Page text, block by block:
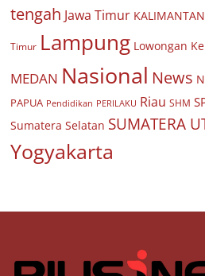
tengah Jawa Timur KALIMANTAN
Timur Lampung Lowongan
MEDAN Nasional News
PAPUA Pendidikan PERILAKU Riau SHM
Sumatera Selatan SUMATERA
Yogyakarta